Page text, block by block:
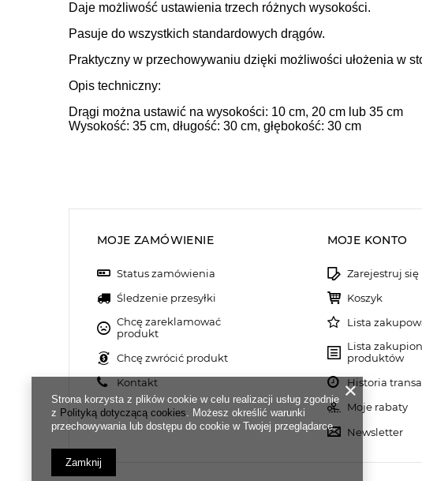
Daje możliwość ustawienia trzech różnych wysokości.
Pasuje do wszystkich standardowych drągów.
Praktyczny w przechowywaniu dzięki możliwości ułożenia w
Opis techniczny:
Drągi można ustawić na wysokości: 10 cm, 20 cm lub 35 cm
Wysokość: 35 cm, długość: 30 cm, głębokość: 30 cm
MOJE ZAMÓWIENIE
Status zamówienia
Śledzenie przesyłki
Chcę zareklamować
produkt
Chcę zwrócić produkt
Kontakt
MOJE KONTO
Zarejestruj się
Koszyk
Lista
Lista
produktów
Historia
Moje rabaty
Newsletter
Strona korzysta z plików cookie w celu realizacji usług zgodnie
z Polityką dotyczącą cookies. Możesz określić warunki
przechowywania lub dostępu do cookie w Twojej przeglądarce.
Zamknij